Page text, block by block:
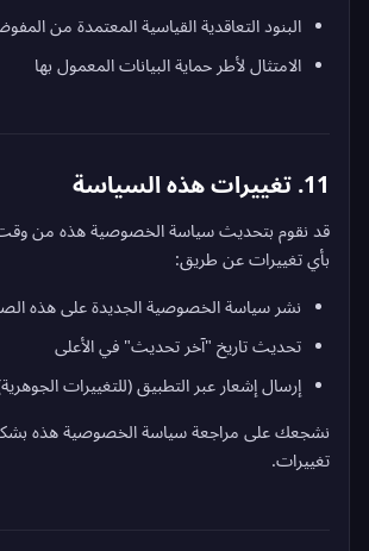
البنود التعاقدية القياسية المعتمدة من
الامتثال لأطر حماية البيانات المعمول بها
11. تغييرات هذه السياسة
قد نقوم بتحديث سياسة الخصوصية هذه من
بأي تغييرات عن طريق:
نشر سياسة الخصوصية الجديدة على هذه
تحديث تاريخ "آخر تحديث" في الأعلى
إرسال إشعار عبر التطبيق (للتغييرات
نشجعك على مراجعة سياسة الخصوصية هذه
تغييرات.